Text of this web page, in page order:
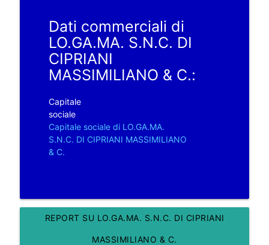
Dati commerciali di
LO.GA.MA. S.N.C. DI
CIPRIANI
MASSIMILIANO & C.:
Capitale
sociale
Capitale sociale di LO.GA.MA.
S.N.C. DI CIPRIANI MASSIMILIANO
& C.
REPORT SU LO.GA.MA. S.N.C. DI CIPRIANI
MASSIMILIANO & C.